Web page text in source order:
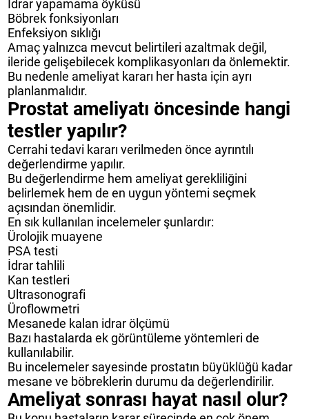
İdrar yapamama öyküsü
Böbrek fonksiyonları
Enfeksiyon sıklığı
Amaç yalnızca mevcut belirtileri azaltmak değil,
ileride gelişebilecek komplikasyonları da önlemektir.
Bu nedenle ameliyat kararı her hasta için ayrı
planlanmalıdır.
Prostat ameliyatı öncesinde hangi
testler yapılır?
Cerrahi tedavi kararı verilmeden önce ayrıntılı
değerlendirme yapılır.
Bu değerlendirme hem ameliyat gerekliliğini
belirlemek hem de en uygun yöntemi seçmek
açısından önemlidir.
En sık kullanılan incelemeler şunlardır:
Ürolojik muayene
PSA testi
İdrar tahlili
Kan testleri
Ultrasonografi
Üroflowmetri
Mesanede kalan idrar ölçümü
Bazı hastalarda ek görüntüleme yöntemleri de
kullanılabilir.
Bu incelemeler sayesinde prostatın büyüklüğü kadar
mesane ve böbreklerin durumu da değerlendirilir.
Ameliyat sonrası hayat nasıl olur?